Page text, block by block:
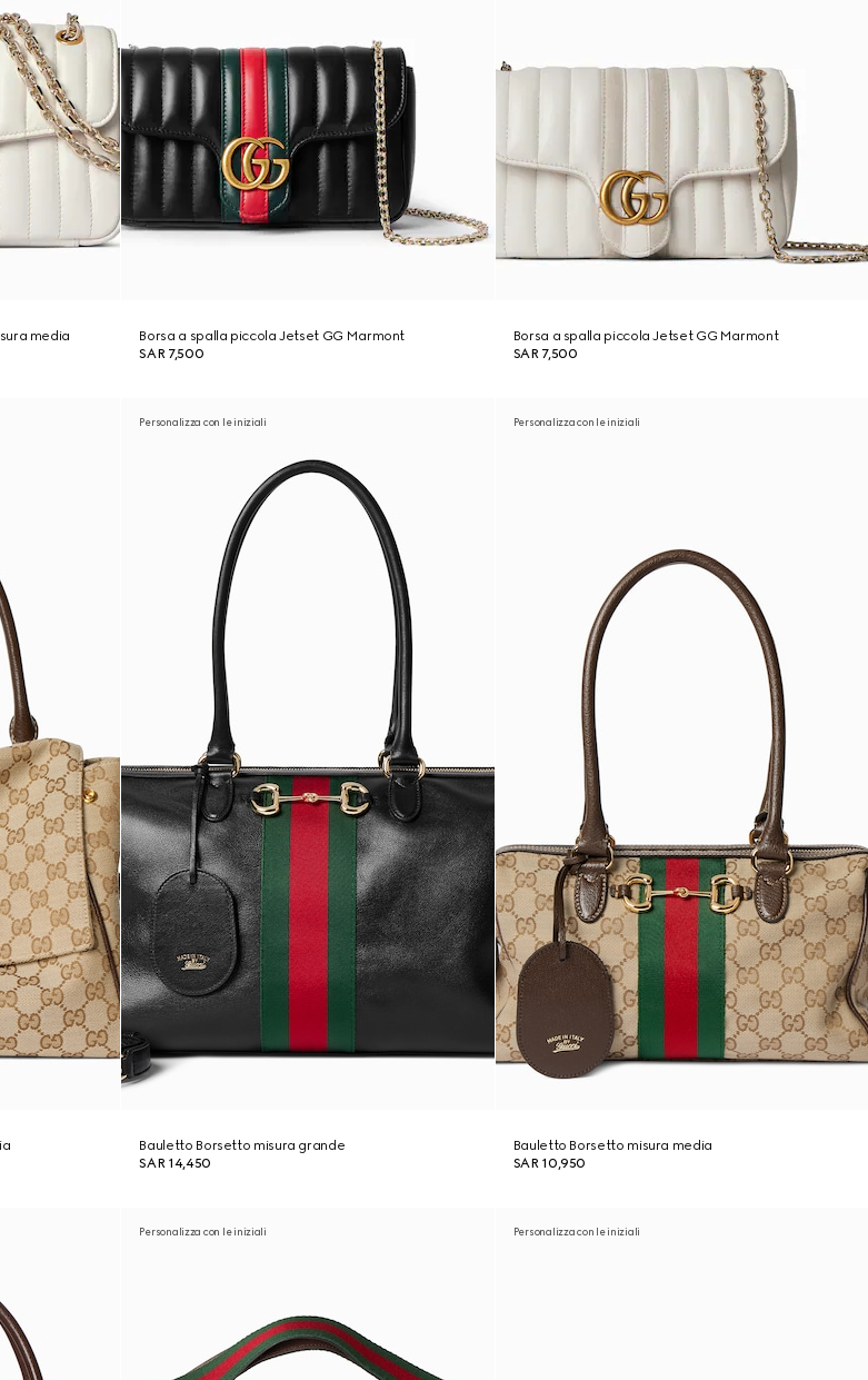
media
Borsa a spalla piccola Jetset GG Marmont
SAR 7,500
Borsa a spalla piccola Jetset GG Marmont
SAR 7,500
Personalizza con le iniziali
Bauletto Borsetto misura grande
SAR 14,450
Personalizza con le iniziali
Bauletto Borsetto misura media
SAR 10,950
Personalizza con le iniziali Personalizza con le iniziali